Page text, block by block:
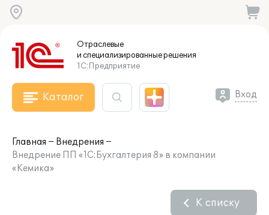
Отраслевые
и специализированныерешения
1С:Предприятие
Каталог Вход
Главная
Внедрения
Внедрение ПП «1С:Бухгалтерия 8» в компании
«Кемика»
К списку